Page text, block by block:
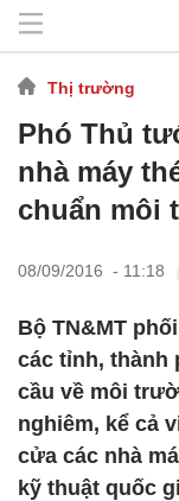
Thị trường
Phó Thủ
nhà máy
chuẩn môi
08/09/2016 - 11:18
Bộ TN&MT
các tỉnh, thành
cầu về môi
nghiêm, kể cả
cửa các nhà
kỹ thuật quốc